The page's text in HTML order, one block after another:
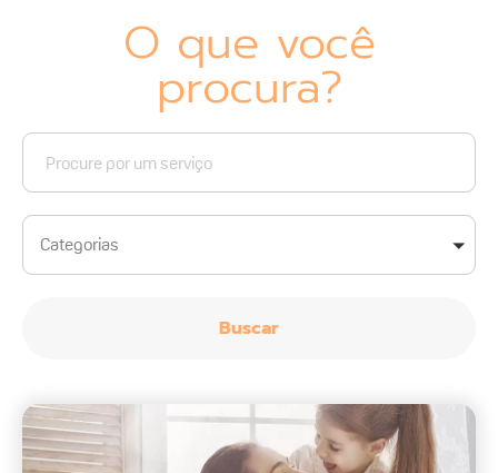
O que você
procura?
Categorias
Buscar